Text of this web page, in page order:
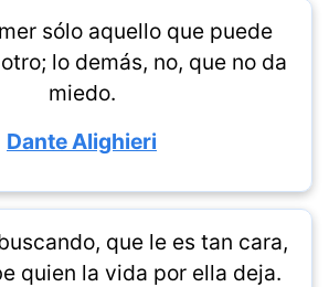
sólo aquello que puede
lo demás, no, que no da
miedo.
Dante Alighieri
que le es tan cara,
quien la vida por ella deja.